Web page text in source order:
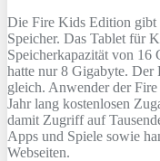
Die Fire Kids Edition gibt
Speicher. Das Tablet für
Speicherkapazität von 16
hatte nur 8 Gigabyte. Der
gleich. Anwender der
Jahr lang kostenlosen
damit Zugriff auf
Apps und Spiele sowie
Webseiten.